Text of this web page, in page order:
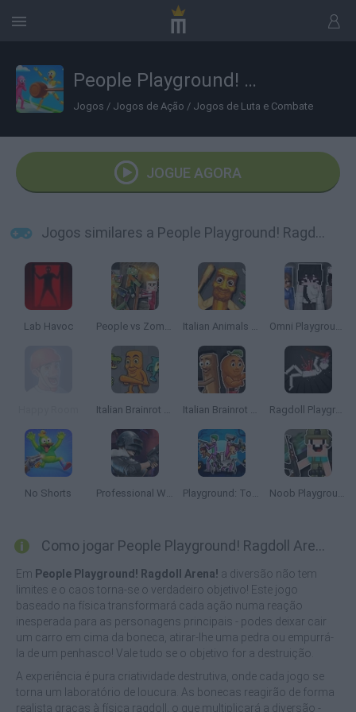
People Playground! Ragdoll Arena!
Jogos / Jogos de Ação / Jogos de Luta e Combate
JOGUE AGORA
Jogos similares a People Playground! Ragdoll Arena!
Lab Havoc People vs Zombies: Sandbox Italian Animals Meme Playground Omni Playground
Italian Brainrot Animals: Playground Italian Brainrot Meme Sandbox Ragdoll Playground
No Shorts Professional Weapon Simulator Game Playground: Toilet Mod Noob Playground Sandbox
Como jogar People Playground! Ragdoll Arena!?
Em People Playground! Ragdoll Arena! a diversão não tem
limites e o caos torna-se o verdadeiro objetivo! Este jogo
baseado na física transformará cada ação numa reação
inesperada para as personagens principais - podes deixar cair
um carro em cima da boneca, atirar-lhe uma pedra ou empurrá-
la de um penhasco! Vale tudo se o objetivo for a destruição.
A experiência é pura criatividade destrutiva, onde cada jogo se
torna um laboratório de loucura. As bonecas reagirão de forma
realista graças à física ragdoll, o que multiplicará a diversão -